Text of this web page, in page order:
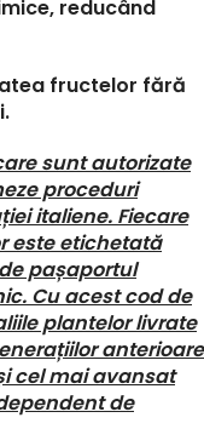
reducând
fructelor fără
sunt autorizate
proceduri
italiene. Fiecare
este etichetată
pașaportul
Cu acest cod de
plantelor livrate
anterioare
cel mai avansat
de